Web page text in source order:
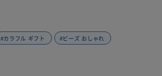
#カラフル ギフト #ビーズ おしゃれ